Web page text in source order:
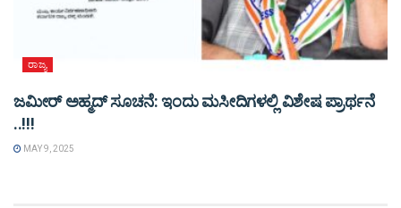
ರಾಜ್ಯ
ಜಮೀರ್ ಅಹ್ಮದ್ ಸೂಚನೆ: ಇಂದು ಮಸೀದಿಗಳಲ್ಲಿ ವಿಶೇಷ ಪ್ರಾರ್ಥನೆ
..!!!
MAY 9, 2025